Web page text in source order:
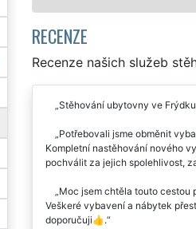
RECENZE
Recenze našich služeb
Stěhování ubytovny ve
Potřebovali jsme obměnit
Kompletní nastěhování nového
pochválit za jejich spolehlivost,
Moc jsem chtěla touto cestou
Veškeré vybavení a nábytek
doporučuji👍.